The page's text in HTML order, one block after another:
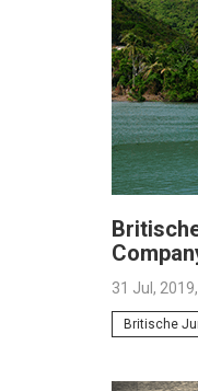
31 Jul,
Britische